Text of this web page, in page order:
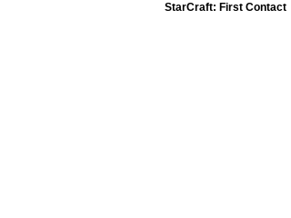
StarCraft: First Contact